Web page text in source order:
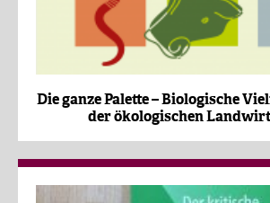
Die ganze Palette – Biologische
der ökologischen